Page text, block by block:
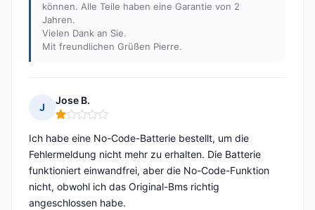
können. Alle Teile haben eine Garantie von 2
Jahren.
Vielen Dank an Sie.
Mit freundlichen Grüßen Pierre.
J
Jose B.
Hinweis: 1 von 5
Ich habe eine No-Code-Batterie bestellt, um die
Fehlermeldung nicht mehr zu erhalten. Die Batterie
funktioniert einwandfrei, aber die No-Code-Funktion
nicht, obwohl ich das Original-Bms richtig
angeschlossen habe.